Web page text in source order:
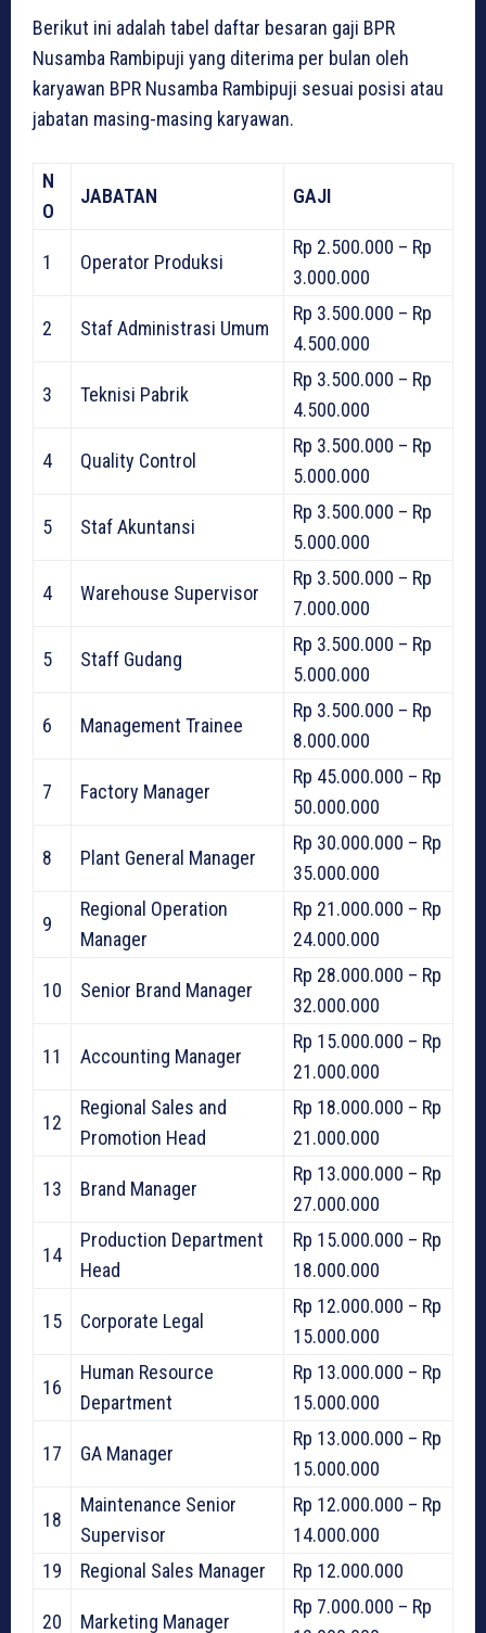
Berikut ini adalah tabel daftar besaran gaji BPR
Nusamba Rambipuji yang diterima per bulan oleh
karyawan BPR Nusamba Rambipuji sesuai posisi atau
jabatan masing-masing karyawan.
N
O
JABATAN GAJI
1 Operator Produksi
Rp 2.500.000 – Rp
3.000.000
2 Staf Administrasi Umum
Rp 3.500.000 – Rp
4.500.000
3 Teknisi Pabrik
Rp 3.500.000 – Rp
4.500.000
4 Quality Control
Rp 3.500.000 – Rp
5.000.000
5 Staf Akuntansi
Rp 3.500.000 – Rp
5.000.000
4 Warehouse Supervisor
Rp 3.500.000 – Rp
7.000.000
5 Staff Gudang
Rp 3.500.000 – Rp
5.000.000
6 Management Trainee
Rp 3.500.000 – Rp
8.000.000
7 Factory Manager
Rp 45.000.000 – Rp
50.000.000
8 Plant General Manager
Rp 30.000.000 – Rp
35.000.000
9
Regional Operation
Manager
Rp 21.000.000 – Rp
24.000.000
10 Senior Brand Manager
Rp 28.000.000 – Rp
32.000.000
11 Accounting Manager
Rp 15.000.000 – Rp
21.000.000
12
Regional Sales and
Promotion Head
Rp 18.000.000 – Rp
21.000.000
13 Brand Manager
Rp 13.000.000 – Rp
27.000.000
14
Production Department
Head
Rp 15.000.000 – Rp
18.000.000
15 Corporate Legal
Rp 12.000.000 – Rp
15.000.000
16
Human Resource
Department
Rp 13.000.000 – Rp
15.000.000
17 GA Manager
Rp 13.000.000 – Rp
15.000.000
18
Maintenance Senior
Supervisor
Rp 12.000.000 – Rp
14.000.000
19
Regional Sales Manager Rp 12.000.000
20 Marketing Manager
Rp 7.000.000 – Rp